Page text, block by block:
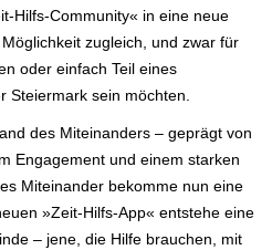
Hilfs-Community« in eine neue
zugleich, und zwar für
oder einfach Teil eines
Steiermark sein möchten.
des Miteinanders – geprägt von
Engagement und einem starken
Miteinander bekomme nun eine
»Zeit-Hilfs-App« entstehe eine
– jene, die Hilfe brauchen, mit